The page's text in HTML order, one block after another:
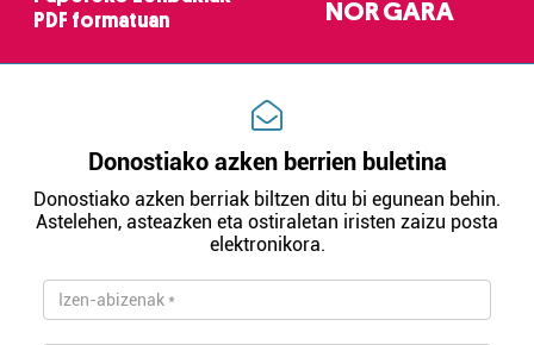
irakurri
PDF formatuan
NOR GARA
Donostiako azken berrien buletina
Donostiako azken berriak biltzen ditu bi egunean behin.
Astelehen, asteazken eta ostiraletan iristen zaizu posta
elektronikora.